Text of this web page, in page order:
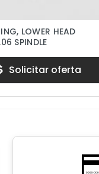
LOWER HEAD
SPINDLE
Solicitar oferta